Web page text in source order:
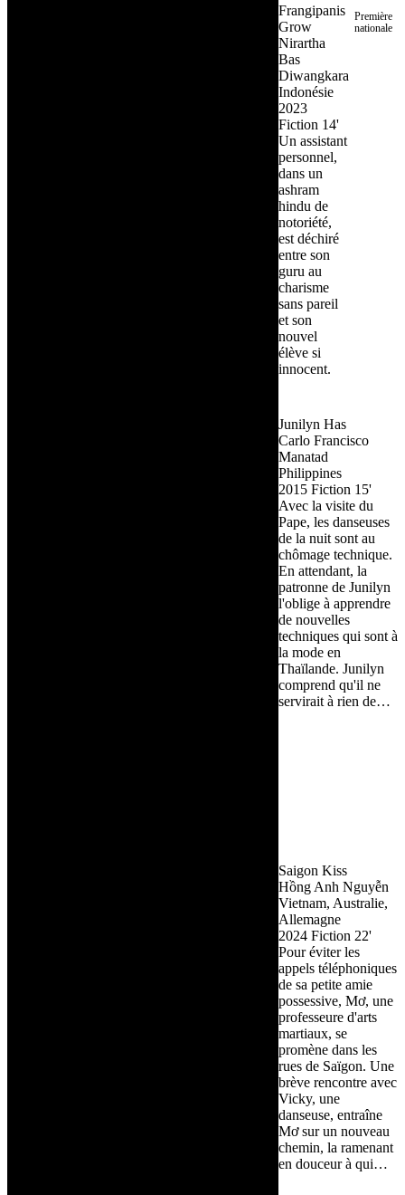
Frangipanis
Grow
Nirartha
Bas
Diwangkara
Indonésie
2023
Fiction 14'
Un assistant
personnel,
dans un
ashram
hindu de
notoriété,
est déchiré
entre son
guru au
charisme
sans pareil
et son
nouvel
élève si
innocent.
Première
nationale
Junilyn Has
Carlo Francisco
Manatad
Philippines
2015 Fiction 15'
Avec la visite du
Pape, les danseuses
de la nuit sont au
chômage technique.
En attendant, la
patronne de Junilyn
l'oblige à apprendre
de nouvelles
techniques qui sont à
la mode en
Thaïlande. Junilyn
comprend qu'il ne
servirait à rien de…
Saigon Kiss
Hồng Anh Nguyễn
Vietnam, Australie,
Allemagne
2024 Fiction 22'
Pour éviter les
appels téléphoniques
de sa petite amie
possessive, Mơ, une
professeure d'arts
martiaux, se
promène dans les
rues de Saïgon. Une
brève rencontre avec
Vicky, une
danseuse, entraîne
Mơ sur un nouveau
chemin, la ramenant
en douceur à qui…